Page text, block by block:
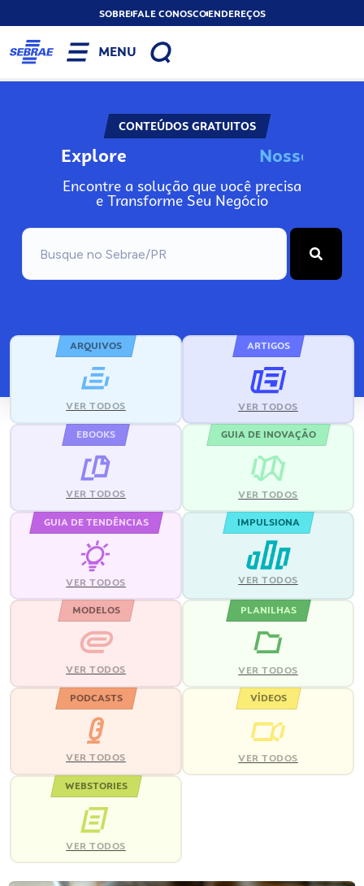
SOBREFALE CONOSCOENDEREÇOS
MENU
CONTEÚDOS GRATUITOS
Explore Nosso
Encontre a solução que você precisa
e Transforme Seu Negócio
ARQUIVOS
VER TODOS
ARTIGOS
VER TODOS
EBOOKS
VER TODOS
GUIA DE INOVAÇÃO
VER TODOS
GUIA DE TENDÊNCIAS
VER TODOS
IMPULSIONA
VER TODOS
MODELOS
VER TODOS
PLANILHAS
VER TODOS
PODCASTS
VER TODOS
VÍDEOS
VER TODOS
WEBSTORIES
VER TODOS